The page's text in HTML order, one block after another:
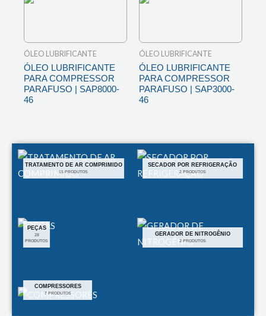
ÓLEO LUBRIFICANTE
ÓLEO LUBRIFICANTE
PARA COMPRESSOR
PARAFUSO | SAP8000-
46
ÓLEO LUBRIFICANTE
ÓLEO LUBRIFICANTE
PARA COMPRESSOR
PARAFUSO | SAP3000-
46
TRATAMENTO DE AR COMPRIMIDO
15 PRODUTOS
SECADOR POR REFRIGERAÇÃO
2 PRODUTOS
PEÇAS
28
PRODUTOS
GERADOR DE NITROGÊNIO
2 PRODUTOS
COMPRESSORES
7 PRODUTOS